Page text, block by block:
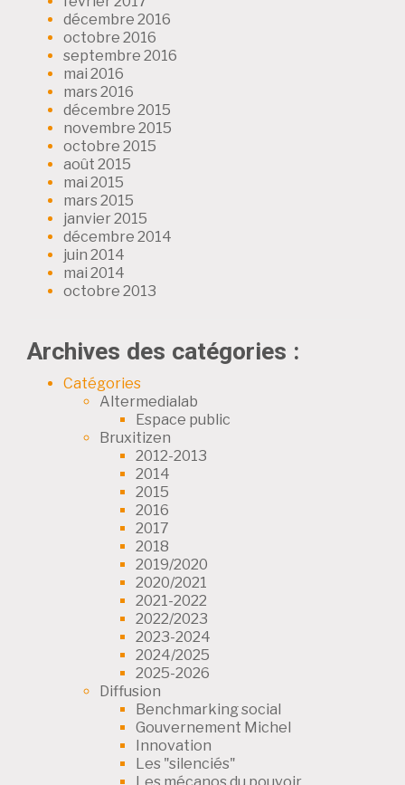
décembre 2016
octobre 2016
septembre 2016
mai 2016
mars 2016
décembre 2015
novembre 2015
octobre 2015
août 2015
mai 2015
mars 2015
janvier 2015
décembre 2014
juin 2014
mai 2014
octobre 2013
Archives des catégories :
Catégories
Altermedialab
Espace public
Bruxitizen
2012-2013
2014
2015
2016
2017
2018
2019/2020
2020/2021
2021-2022
2022/2023
2023-2024
2024/2025
2025-2026
Diffusion
Benchmarking social
Gouvernement Michel
Innovation
Les "silenciés"